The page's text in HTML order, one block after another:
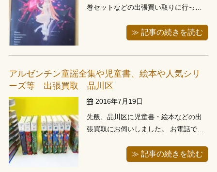
巻セットなどの出張買い取りに行って
高インターチェンジにのってお伺い、
程で到着、2年前に借りた事務所倉庫で
すがアクセスがよく助かります。 お客
様にお伺いし、査定ご希望の本を拝...
≫ 記事の続きを読む
アルゼンチン童謡全集や児童書、絵本や人気シリ
ーズ等 出張買取 品川区
2016年7月19日
先般、品川区に児童書・絵本などの出
張買取にお伺いしました。 お電話で約
連絡がありお伺いしました。 お客様宅
≫ 記事の続きを読む